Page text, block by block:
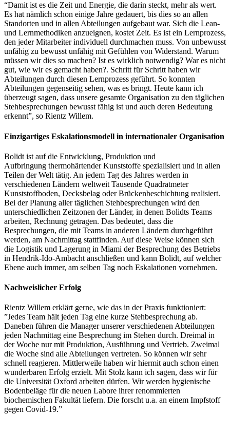
“Damit ist es die Zeit und Energie, die darin steckt, mehr als wert.
Es hat nämlich schon einige Jahre gedauert, bis dies so an allen
Standorten und in allen Abteilungen aufgebaut war. Sich die Lean-
und Lernmethodiken anzueignen, kostet Zeit. Es ist ein Lernprozess,
den jeder Mitarbeiter individuell durchmachen muss. Von unbewusst
unfähig zu bewusst unfähig mit Gefühlen von Widerstand. Warum
müssen wir dies so machen? Ist es wirklich notwendig? War es nicht
gut, wie wir es gemacht haben?. Schritt für Schritt haben wir
Abteilungen durch diesen Lernprozess geführt. So konnten
Abteilungen gegenseitig sehen, was es bringt. Heute kann ich
überzeugt sagen, dass unsere gesamte Organisation zu den täglichen
Stehbesprechungen bewusst fähig ist und auch deren Bedeutung
erkennt”, so Rientz Willem.
Einzigartiges Eskalationsmodell in internationaler Organisation
Bolidt ist auf die Entwicklung, Produktion und
Aufbringung thermohärtender Kunststoffe spezialisiert und in allen
Teilen der Welt tätig. An jedem Tag des Jahres werden in
verschiedenen Ländern weltweit Tausende Quadratmeter
Kunststoffboden, Decksbelag oder Brückenbeschichtung realisiert.
Bei der Planung aller täglichen Stehbesprechungen wird den
unterschiedlichen Zeitzonen der Länder, in denen Bolidts Teams
arbeiten, Rechnung getragen. Das bedeutet, dass die
Besprechungen, die mit Teams in anderen Ländern durchgeführt
werden, am Nachmittag stattfinden. Auf diese Weise können sich
die Logistik und Lagerung in Miami der Besprechung des Betriebs
in Hendrik-Ido-Ambacht anschließen und kann Bolidt, auf welcher
Ebene auch immer, am selben Tag noch Eskalationen vornehmen.
Nachweislicher Erfolg
Rientz Willem erklärt gerne, wie das in der Praxis funktioniert:
”Jedes Team hält jeden Tag eine kurze Stehbesprechung ab.
Daneben führen die Manager unserer verschiedenen Abteilungen
jeden Nachmittag eine Besprechung im Stehen durch. Dreimal in
der Woche nur mit Produktion, Ausführung und Vertrieb. Zweimal
die Woche sind alle Abteilungen vertreten. So können wir sehr
schnell reagieren. Mittlerweile haben wir hiermit auch schon einen
wunderbaren Erfolg erzielt. Mit Stolz kann ich sagen, dass wir für
die Universität Oxford arbeiten dürfen. Wir werden hygienische
Bodenbeläge für die neuen Labore ihrer renommierten
biochemischen Fakultät liefern. Die forscht u.a. an einem Impfstoff
gegen Covid-19.”